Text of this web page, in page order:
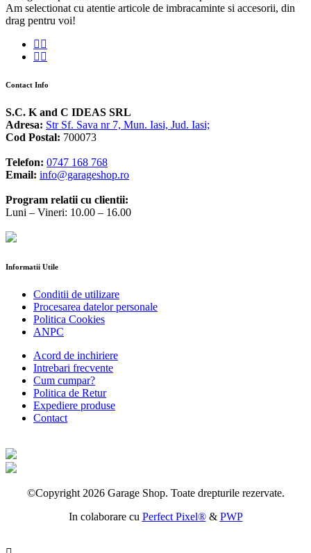
Am selectionat cu atentie articole de imbracaminte si accesorii, din
drag pentru voi!
Contact Info
S.C. K and C IDEAS SRL
Adresa: Str Sf. Sava nr 7, Mun. Iasi, Jud. Iasi;
Cod Postal: 700073
Telefon: 0747 168 768
Email: info@garageshop.ro
Program relatii cu clientii:
Luni – Vineri: 10.00 – 16.00
Informatii Utile
Conditii de utilizare
Procesarea datelor personale
Politica Cookies
ANPC
Acord de inchiriere
Intrebari frecvente
Cum cumpar?
Politica de Retur
Expediere produse
Contact
©Copyright 2026 Garage Shop. Toate drepturile rezervate.
In colaborare cu Perfect Pixel®& PWP